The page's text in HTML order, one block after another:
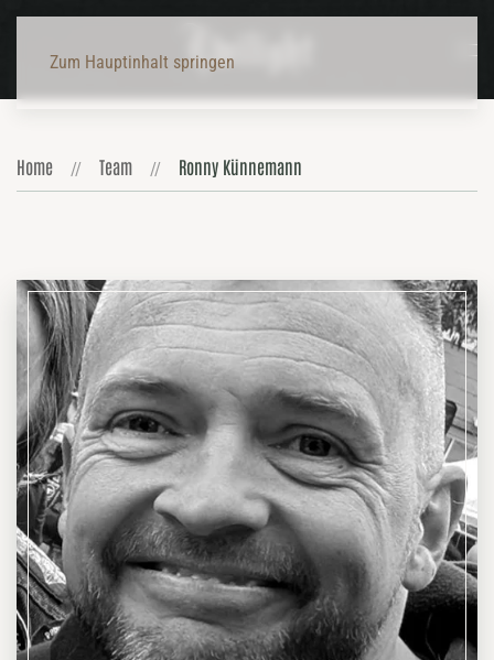
Zum Hauptinhalt springen
Home Team Ronny Künnemann